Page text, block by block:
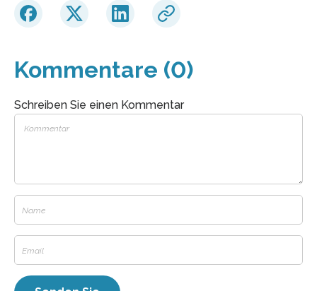
Kommentare (0)
Schreiben Sie einen Kommentar